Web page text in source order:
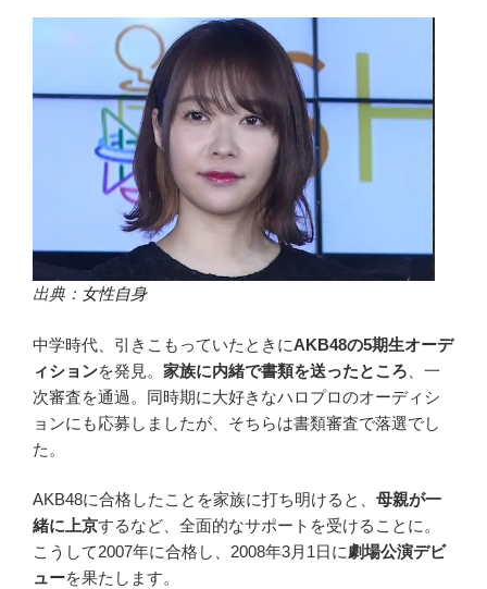
出典： 女性自身
中学時代、引きこもっていたときにAKB48の5期生オーデ
ィションを発見。 家族に内緒で書類を送ったところ 、一
次審査を通過。同時期に大好きなハロプロのオーディシ
ョンにも応募しましたが、そちらは書類審査で落選でし
た。
AKB48に合格したことを家族に打ち明けると、 母親が一
緒に上京するなど、全面的なサポートを受けることに。
こうして2007年に合格し、2008年3月1日に劇場公演デビ
ューを果たします。